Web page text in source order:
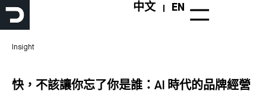
跳
中文 EN
Insight
快，不該讓你忘了你是誰：AI 時代的品牌經營